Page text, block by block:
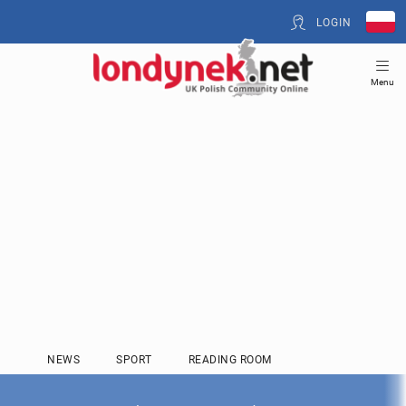
LOGIN
Menu
NEWS SPORT READING ROOM